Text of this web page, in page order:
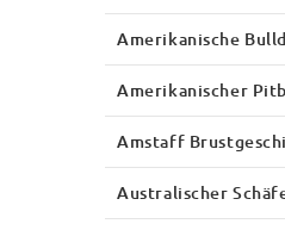
Amerikanische
Amerikanischer
Amstaff
Australischer